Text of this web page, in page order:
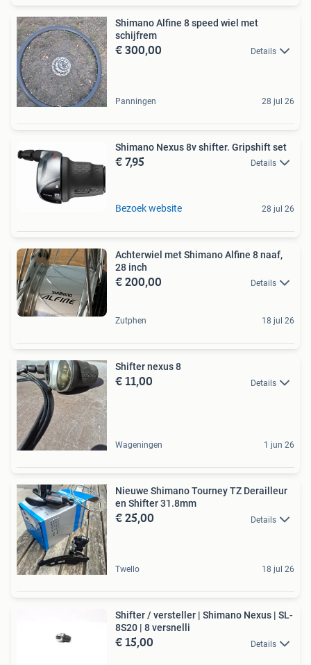
Shimano Alfine 8 speed wiel met
schijfrem
€ 300,00 Details
Panningen 28 jul 26
Shimano Nexus 8v shifter. Gripshift set
€ 7,95 Details
Bezoek website 28 jul 26
Achterwiel met Shimano Alfine 8 naaf,
28 inch
€ 200,00 Details
Zutphen 18 jul 26
Shifter nexus 8
€ 11,00 Details
Wageningen 1 jun 26
Nieuwe Shimano Tourney TZ Derailleur
en Shifter 31.8mm
€ 25,00 Details
Twello 18 jul 26
Shifter / versteller | Shimano Nexus | SL-
8S20 | 8 versnelli
€ 15,00 Details